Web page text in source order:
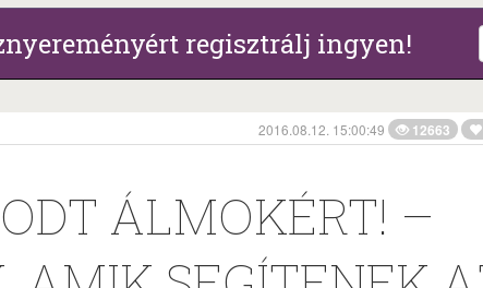
regisztrálj ingyen!
2016.08.12. 15:00:49 12663
ÁLMOKÉRT! –